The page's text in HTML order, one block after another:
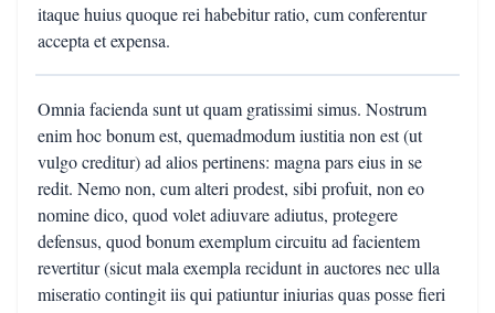
itaque huius quoque rei habebitur ratio, cum conferentur
accepta et expensa.
Omnia facienda sunt ut quam gratissimi simus. Nostrum
enim hoc bonum est, quemadmodum iustitia non est (ut
vulgo creditur) ad alios pertinens: magna pars eius in se
redit. Nemo non, cum alteri prodest, sibi profuit, non eo
nomine dico, quod volet adiuvare adiutus, protegere
defensus, quod bonum exemplum circuitu ad facientem
revertitur (sicut mala exempla recidunt in auctores nec ulla
miseratio contingit iis qui patiuntur iniurias quas posse fieri